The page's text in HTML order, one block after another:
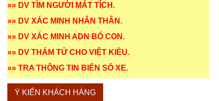
»» DV TÌM NGƯỜI MẤT TÍCH .
»» DV XÁC MINH NHÂN THÂN .
»» DV XÁC MINH ADN BỐ CON .
»» DV THÁM TỬ CHO VIỆT KIỀU.
»» TRA THÔNG TIN BIỂN SỐ XE.
Ý KIẾN KHÁCH HÀNG